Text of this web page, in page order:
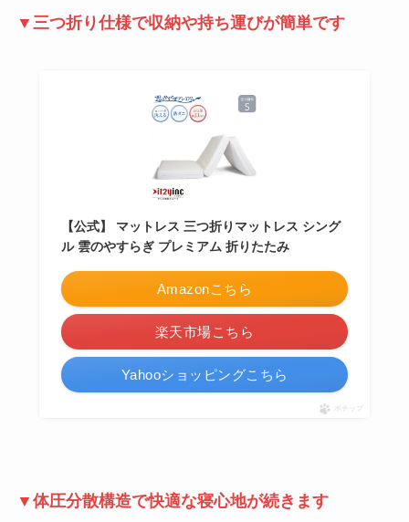
▼三つ折り仕様で収納や持ち運びが簡単です
【公式】 マットレス 三つ折りマットレス シング
ル 雲のやすらぎ プレミアム 折りたたみ
Amazonこちら
楽天市場こちら
Yahooショッピングこちら
ポチップ
▼体圧分散構造で快適な寝心地が続きます